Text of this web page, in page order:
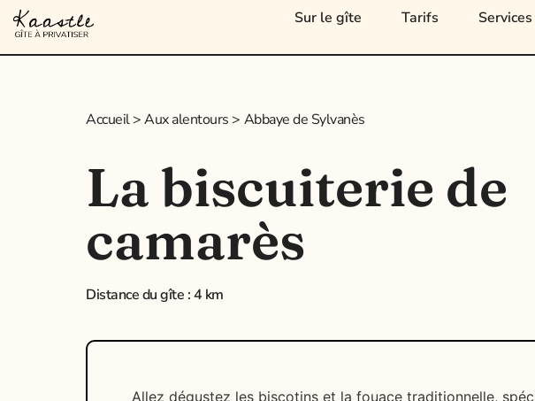
Sur le gîte Tarifs Services
Accueil > Aux alentours > Abbaye de Sylvanès
La biscuiterie de
camarès
Distance du gîte : 4 km
Allez dégustez les biscotins et la fouace traditionnelle,